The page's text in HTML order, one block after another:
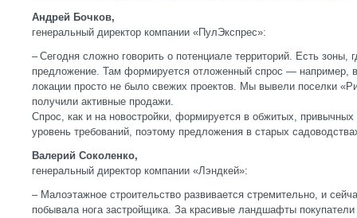
Андрей Бочков,
генеральный директор компании «ПулЭкспрес»:
– Сегодня сложно говорить о потенциале территорий. Есть зоны,
предложение. Там формируется отложенный спрос — например,
локации просто не было свежих проектов. Мы вывели поселки
получили активные продажи.
Спрос, как и на новостройки, формируется в обжитых,
уровень требований, поэтому предложения в старых
Валерий Соколенко,
генеральный директор компании «Лэндкей»:
– Малоэтажное строительство развивается стремительно, и
побывала нога застройщика. За красивые ландшафты